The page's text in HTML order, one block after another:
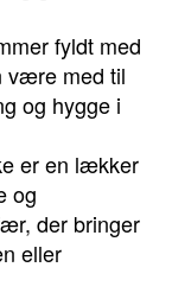
fyldt med
være med til
og hygge i
er en lækker
og
der bringer
eller